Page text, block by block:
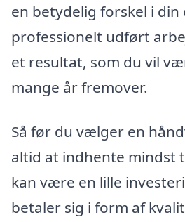
en betydelig forskel i din
professionelt udført
et resultat, som du vil
mange år fremover.
Så før du vælger en
altid at indhente mindst
kan være en lille
betaler sig i form af